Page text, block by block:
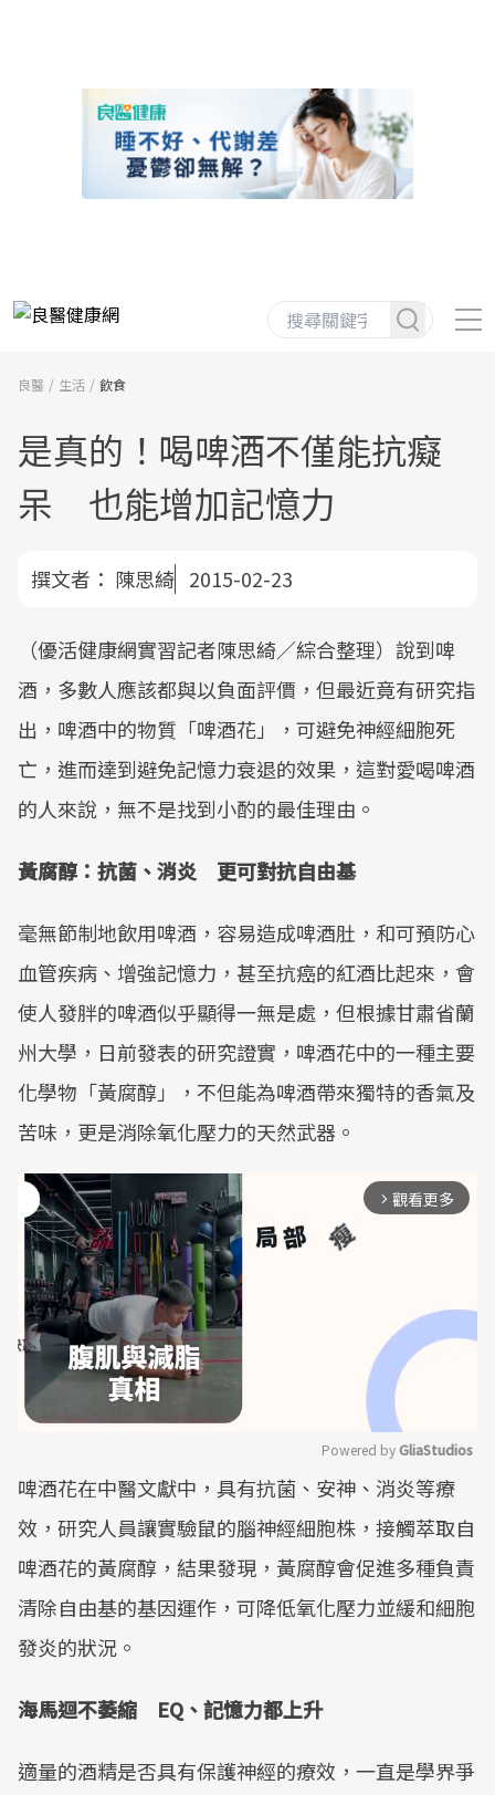
良醫 生活 飲食
是真的！喝啤酒不僅能抗癡
呆 也能增加記憶力
撰文者： 陳思綺 2015-02-23
（優活健康網實習記者陳思綺／綜合整理）說到啤
酒，多數人應該都與以負面評價，但最近竟有研究指
出，啤酒中的物質「啤酒花」，可避免神經細胞死
亡，進而達到避免記憶力衰退的效果，這對愛喝啤酒
的人來說，無不是找到小酌的最佳理由。
黃腐醇：抗菌、消炎 更可對抗自由基
毫無節制地飲用啤酒，容易造成啤酒肚，和可預防心
血管疾病、增強記憶力，甚至抗癌的紅酒比起來，會
使人發胖的啤酒似乎顯得一無是處，但根據甘肅省蘭
州大學，日前發表的研究證實，啤酒花中的一種主要
化學物「黃腐醇」，不但能為啤酒帶來獨特的香氣及
苦味，更是消除氧化壓力的天然武器。
arrow_forward_ios 觀看更多
Mute
Powered by GliaStudios
啤酒花在中醫文獻中，具有抗菌、安神、消炎等療
效，研究人員讓實驗鼠的腦神經細胞株，接觸萃取自
啤酒花的黃腐醇，結果發現，黃腐醇會促進多種負責
清除自由基的基因運作，可降低氧化壓力並緩和細胞
發炎的狀況。
海馬迴不萎縮 EQ、記憶力都上升
適量的酒精是否具有保護神經的療效，一直是學界爭